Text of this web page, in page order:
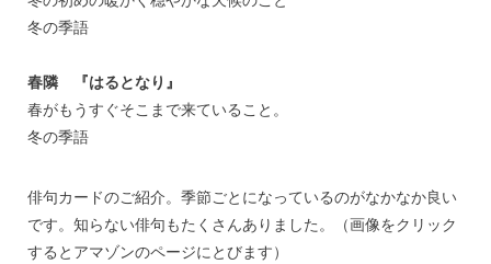
冬の季語
春隣 『はるとなり』
春がもうすぐそこまで来ていること。
冬の季語
俳句カードのご紹介。季節ごとになっているのがなかなか良い
です。知らない俳句もたくさんありました。（画像をクリック
するとアマゾンのページにとびます）